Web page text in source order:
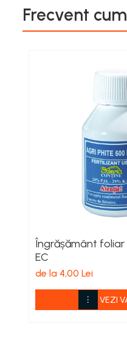
Racorduri si Furtunuri Gaz
Echipamente electrice
Gratare de camping pe gaz
Panouri si Accesorii Solare
Accesorii Constructii
Accesorii fixare si
Amestecare
Frecvent
Îngrășământ foliar
EC
de la 4,00 Lei
VEZI